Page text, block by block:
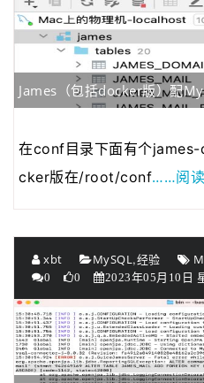
James（包括docker版）配
在conf目录下面有个
cker版在/root/conf……阅
xbt MySQL,经验
0
0 2023年05月10日